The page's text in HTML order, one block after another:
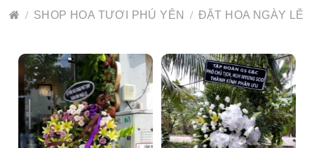
SHOP HOA TƯƠI PHÚ YÊN ĐẶT HOA NGÀY LỄ